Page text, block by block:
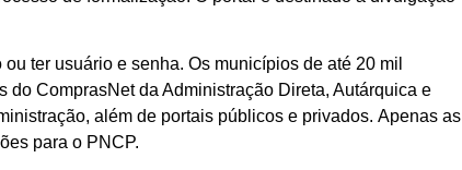
ter usuário e senha. Os municípios de até 20 mil
do ComprasNet da Administração Direta, Autárquica e
além de portais públicos e privados. Apenas as
para o PNCP.